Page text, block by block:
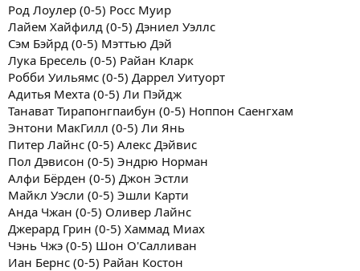
Род Лоулер (0-5) Росс Муир
Лайем Хайфилд (0-5) Дэниел Уэллс
Сэм Бэйрд (0-5) Мэттью Дэй
Лука Бресель (0-5) Райан Кларк
Робби Уильямс (0-5) Даррел Уитуорт
Адитья Мехта (0-5) Ли Пэйдж
Танават Тирапонгпаибун (0-5) Ноппон Саенгхам
Энтони МакГилл (0-5) Ли Янь
Питер Лайнс (0-5) Алекс Дэйвис
Пол Дэвисон (0-5) Эндрю Норман
Алфи Бёрден (0-5) Джон Эстли
Майкл Уэсли (0-5) Эшли Карти
Анда Чжан (0-5) Оливер Лайнс
Джерард Грин (0-5) Хаммад Миах
Чэнь Чжэ (0-5) Шон О'Салливан
Иан Бернс (0-5) Райан Костон